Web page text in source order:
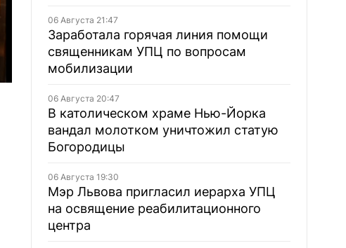
06 Августа 21:47
Заработала горячая линия помощи
священникам УПЦ по вопросам
мобилизации
06 Августа 20:47
В католическом храме Нью-Йорка
вандал молотком уничтожил статую
Богородицы
06 Августа 19:30
Мэр Львова пригласил иерарха УПЦ
на освящение реабилитационного
центра